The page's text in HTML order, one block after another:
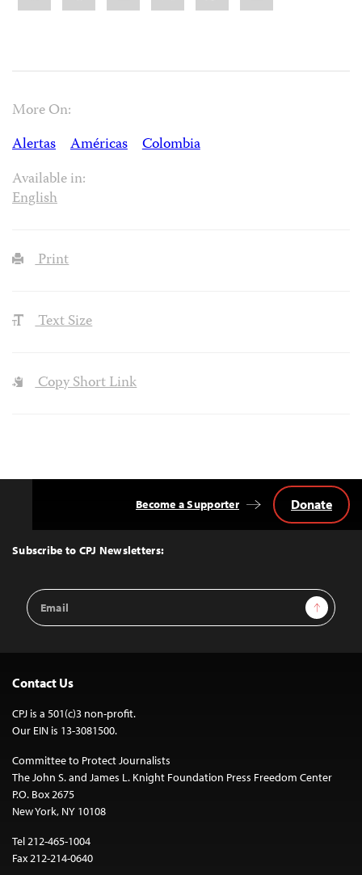
More On:
Alertas
Américas
Colombia
Available in:
English
Print
Text Size
Copy Short Link
Top
Subscribe to CPJ Newsletters:
Email
Address
Sign Up
Become a Supporter Donate
Contact Us
CPJ is a 501(c)3 non-profit.
Our EIN is 13-3081500.
Committee to Protect Journalists
The John S. and James L. Knight Foundation Press Freedom Center
P.O. Box 2675
New York, NY 10108
Tel 212-465-1004
Fax 212-214-0640